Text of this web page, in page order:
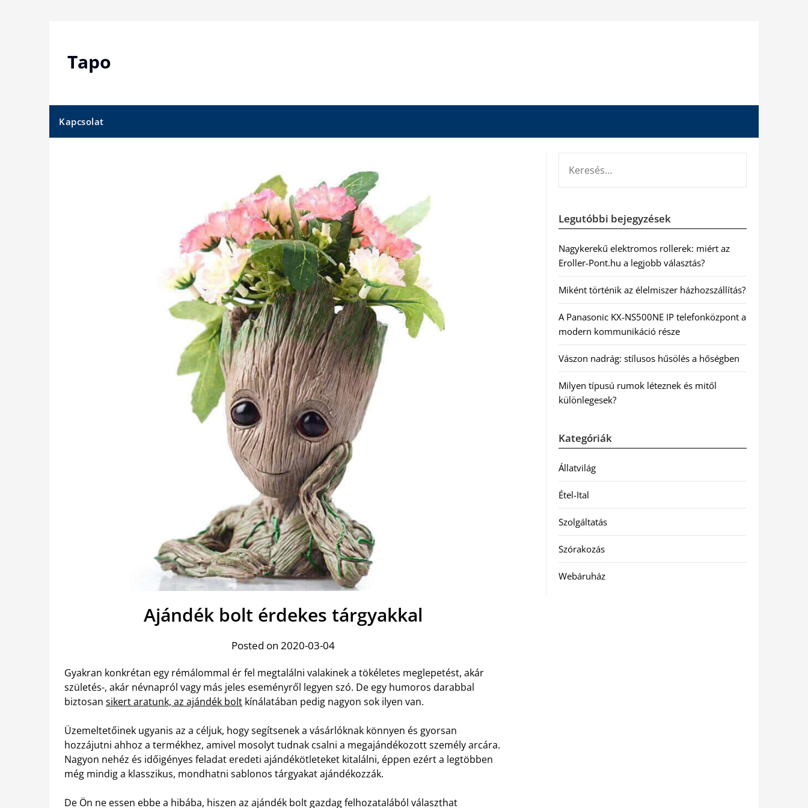
Tapo
Kapcsolat
Ajándék bolt érdekes tárgyakkal
Posted on 2020-03-04
Gyakran konkrétan egy rémálommal ér fel megtalálni valakinek a tökéletes meglepetést, akár
születés-, akár névnapról vagy más jeles eseményről legyen szó. De egy humoros darabbal
biztosan sikert aratunk, az ajándék bolt kínálatában pedig nagyon sok ilyen van.
Üzemeltetőinek ugyanis az a céljuk, hogy segítsenek a vásárlóknak könnyen és gyorsan
hozzájutni ahhoz a termékhez, amivel mosolyt tudnak csalni a megajándékozott személy arcára.
Nagyon nehéz és időigényes feladat eredeti ajándékötleteket kitalálni, éppen ezért a legtöbben
még mindig a klasszikus, mondhatni sablonos tárgyakat ajándékozzák.
De Ön ne essen ebbe a hibába, hiszen az ajándék bolt gazdag felhozatalából választhat
Legutóbbi bejegyzések
Nagykerekű elektromos rollerek: miért az
Eroller-Pont.hu a legjobb választás?
Miként történik az élelmiszer házhozszállítás?
A Panasonic KX-NS500NE IP telefonközpont a
modern kommunikáció része
Vászon nadrág: stílusos hűsölés a hőségben
Milyen típusú rumok léteznek és mitől
különlegesek?
Kategóriák
Állatvilág
Étel-Ital
Szolgáltatás
Szórakozás
Webáruház